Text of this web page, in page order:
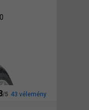
43 vélemény